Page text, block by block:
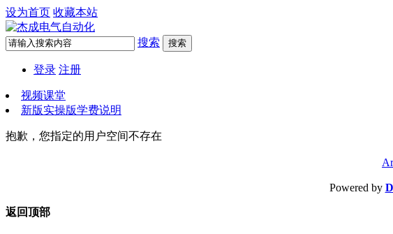
设为首页 收藏本站
搜索 搜索
登录 注册
视频课堂
新版实操版学费说明
抱歉，您指定的用户空间不存在
Powered by
返回顶部